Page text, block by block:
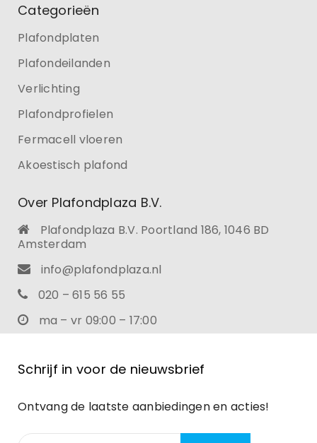
Categorieën
Plafondplaten
Plafondeilanden
Verlichting
Plafondprofielen
Fermacell vloeren
Akoestisch plafond
Over Plafondplaza B.V.
Plafondplaza B.V. Poortland 186, 1046 BD
Amsterdam
info@plafondplaza.nl
020 – 615 56 55
ma – vr 09:00 – 17:00
Schrijf in voor de nieuwsbrief
Ontvang de laatste aanbiedingen en acties!